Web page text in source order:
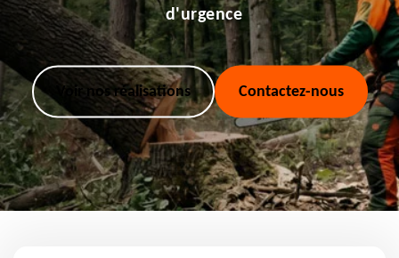
d'urgence
Voir nos réalisations Contactez-nous